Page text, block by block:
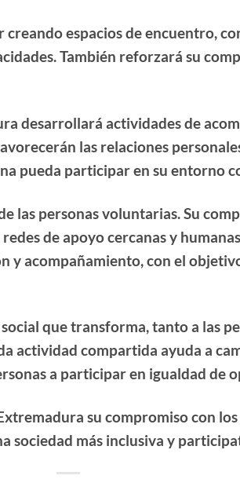
espacios de encuentro,
También reforzará su
desarrollará actividades de
las relaciones
pueda participar en su entorno
las personas voluntarias. Su
de apoyo cercanas y
y acompañamiento, con el
que transforma, tanto a las
actividad compartida ayuda a
a participar en igualdad de
su compromiso con
sociedad más inclusiva y